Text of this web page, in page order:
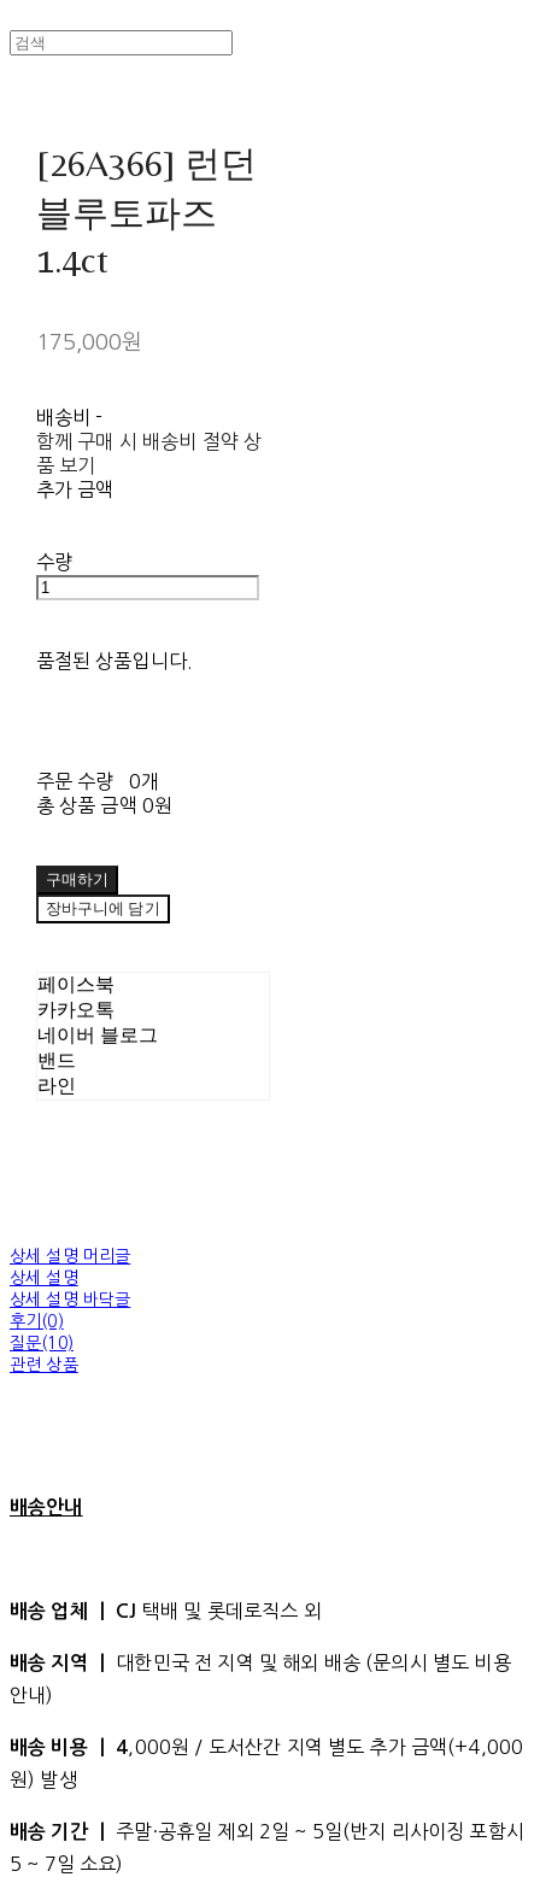
[26A366] 런던
블루토파즈
1.4ct
175,000원
배송비-
함께 구매 시 배송비 절약 상
품 보기
추가 금액
수량
품절된 상품입니다.
주문 수량
0개
총 상품 금액 0원
구매하기
장바구니에 담기
페이스북
카카오톡
네이버 블로그
밴드
라인
상세 설명 머리글
상세 설명
상세 설명 바닥글
후기(0)
질문(10)
관련 상품
배송안내
배송 업체 ㅣ CJ 택배 및 롯데로직스 외
배송 지역 ㅣ 대한민국 전 지역 및 해외 배송 (문의시 별도 비용
안내)
배송 비용 ㅣ 4,000원 / 도서산간 지역 별도 추가 금액(+4,000
원) 발생
배송 기간 ㅣ 주말·공휴일 제외 2일 ~ 5일(반지 리사이징 포함시
5 ~ 7일 소요)